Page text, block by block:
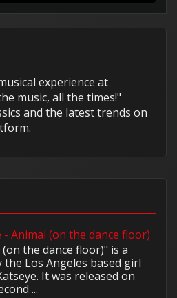
experience at
music, all the times!"
and the latest trends on
- Animal (on the dance floor)
the dance floor)" is a
the Los Angeles based girl
It was released on
...